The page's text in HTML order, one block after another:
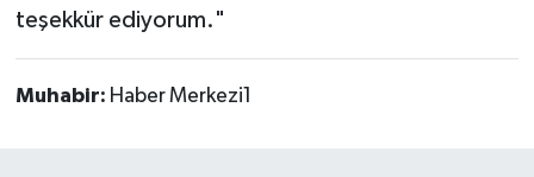
teşekkür ediyorum."
Muhabir: Haber Merkezi1